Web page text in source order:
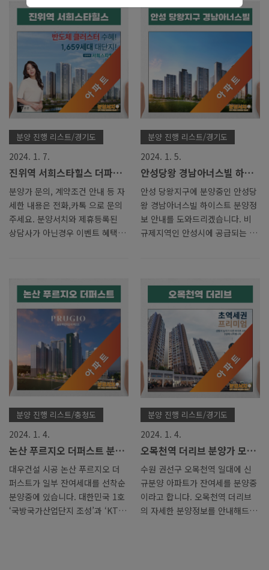
다. 전화, 카톡 으로 방문예약을
신청하시면 전문상담사 연결을 도
와드리겠습니다. 인천 주안에서
장기민간임대 아파트를 분양중에
있습니다. 해당 사업지는 10년 이
라는 기간동안 장기임대로 거주하
다 10년뒤 확정 분양가로 분양을
받을수 있는 상품인데요. 자세한
내용 정리해보겠습니다. 해당 아
파트는 지하 3층에서 지상 37층까
300세대로 구성되어 있습니다.
주목할만한 특징은 전용면적은
59㎡로 동일하지만 A, B, C 타입
으로 다양한 선택이 가능합니다.
총 300여..
전 임대 계약을 체결할 당시의 분
양가로 분양 받을수 있어 많은 관
GTX 의정부역 호반써밋 장기민
간임대 아파트에 대하여 자세히
알아보겠습니다. 분양가 문의, 계
약조건 안내 등 자세한 내용은 전
화,카톡 으로 문의주세요. 분양서
치와 제휴등록된 상담사가 아닌경
우 이벤트 혜택은 제공되지 않습
로 운영하고 있사오니 사전예약을
해주시길 바랍니다. 전화, 카톡 으
로 방문예약을 신청하시면 전문상
담사 연결을 도와드리겠습니다.
의정부역 호반써밋 위치..
분양 진행 리스트/경기도
2024. 1. 7.
진위역 서희스타힐스 더파크
뷰 아파트 분양가 모델하우스
정보 안내
분양가 문의, 계약조건 안내 등 자
세한 내용은 전화,카톡 으로 문의
주세요. 분양서치와 제휴등록된
상담사가 아닌경우 이벤트 혜택은
다. 전화, 카톡 으로 방문예약을
신청하시면 전문상담사 연결을 도
와드리겠습니다. 진위역 서희스타
힐스 더 파크뷰’는 지하 2층~지상
최고 29층, 17개 동, 총 1,659가
구 규모로 전용면적 59~84㎡로
구성되며, 이 중 639가구를 일반
분양한다. 입주는 2027년 2월 예
정 입니다. 분양가는 층별 차이가
있습니다. 59A / 3억400만원~3억
억6200만원 71A / 3억6100만원
~4억2200만원 71B / 3억6000만
원~4억2900만원 71C..
분양 진행 리스트/경기도
2024. 1. 5.
안성당왕 경남아너스빌 하이
스트 분양가 모델하우스 안내
안성 당왕지구에 분양중인 안성당
왕 경남아너스빌 하이스트 분양정
보 안내를 도와드리겠습니다. 비
규제지역인 안성시에 공급되는 만
적다는 장점이 있는 단지 인데요.
지금부터 자세한 분양정보를 알아
보도록 하겠습니다. 분양가 문의,
계약조건 안내 등 자세한 내용은
전화,카톡 으로 문의주세요. 분양
서치와 제휴등록된 상담사가 아닌
경우 이벤트 혜택은 제공되지 않
습니다. 모델하우스 관람은 예약
제로 운영하고 있사오니 사전예약
을 해주시길 바랍니다. 전화, 카톡
상담사 연결을 도와드리겠습니다.
경기 안성시 신소현동 당왕지구
일원에 지어지는 ‘안성당왕 경남
아너스빌 하이스트’는 지하 2층~
지상 최고 29층, ..
분양 진행 리스트/충청도
2024. 1. 4.
논산 푸르지오 더퍼스트 분양
가 모델하우스 아파트 정보안
내
대우건설 시공 논산 푸르지오 더
퍼스트가 일부 잔여세대를 선착순
분양중에 있습니다. 대한민국 1호
‘국방국가산업단지 조성’과 ‘KTX
분양 진행 리스트/경기도
2024. 1. 4.
오목천역 더리브 분양가 모델
하우스 정보안내
수원 권선구 오목천역 일대에 신
규분양 아파트가 잔여세를 분양중
이라고 합니다. 오목천역 더리브
의 자세한 분양정보를 안내해드리